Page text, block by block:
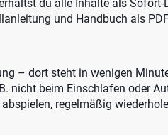
du alle Inhalte als Sofort-
und Handbuch als
– dort steht in wenigen
nicht beim Einschlafen oder
regelmäßig